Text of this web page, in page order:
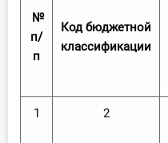
№
п/
п
Код бюджетной
классификации
1 2